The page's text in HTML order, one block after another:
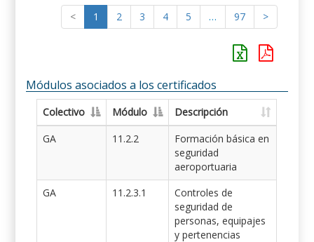
< 1 2 3 4 5 … 97 >
Módulos asociados a los certificados
Colectivo Módulo
Descripción
GA
11.2.2
Formación básica en
seguridad
aeroportuaria
GA
11.2.3.1
Controles de
seguridad de
personas, equipajes
y pertenencias